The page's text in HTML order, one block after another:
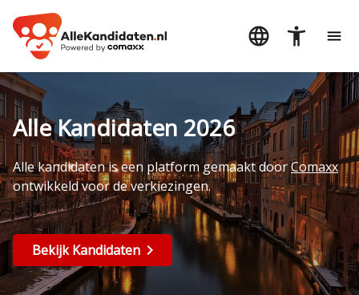
Alle Kandidaten 2026
Alle kandidaten is een platform gemaakt doorComaxx
ontwikkeld voor de verkiezingen.
Bekijk Kandidaten